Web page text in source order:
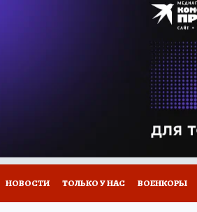
ПРОГНОЗЫ НА СПОРТ
НОВОЕ
НОВОСТИ ТОЛЬКО У НАС ВОЕНКОРЫ